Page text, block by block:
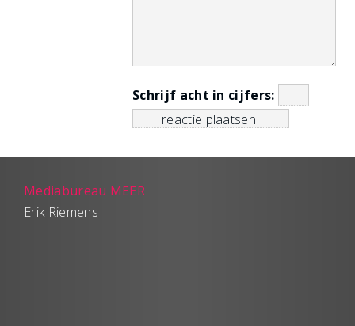
Schrijf acht in cijfers:
Mediabureau MEER
Erik Riemens